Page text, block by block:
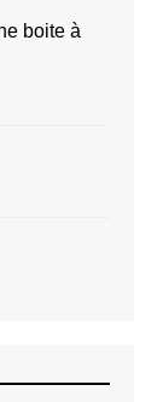
boite à